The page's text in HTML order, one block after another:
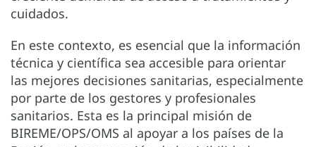
cuidados.
En este contexto, es esencial que la información
técnica y científica sea accesible para orientar
las mejores decisiones sanitarias, especialmente
por parte de los gestores y profesionales
sanitarios. Esta es la principal misión de
BIREME/OPS/OMS al apoyar a los países de la